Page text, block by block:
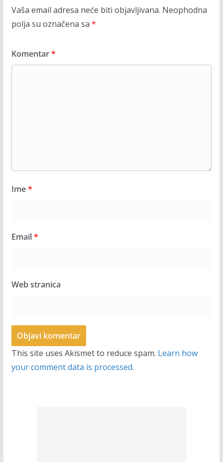
Vaša email adresa neće biti objavljivana. Neophodna
polja su označena sa *
Komentar*
Ime*
Email*
Web stranica
This site uses Akismet to reduce spam. Learn how
your comment data is processed.